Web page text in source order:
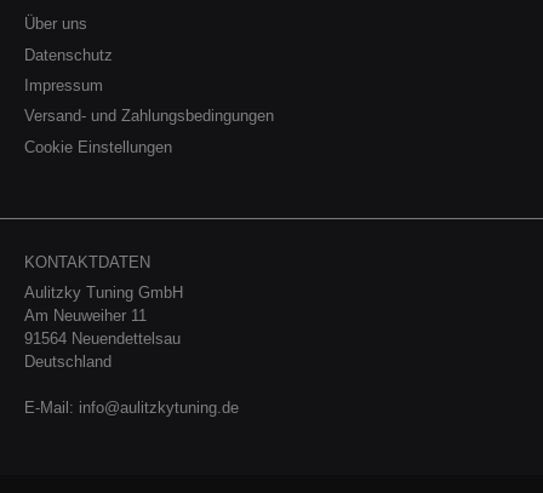
Über uns
Datenschutz
Impressum
Versand- und Zahlungsbedingungen
Cookie Einstellungen
KONTAKTDATEN
Aulitzky Tuning GmbH
Am Neuweiher 11
91564 Neuendettelsau
Deutschland
E-Mail: info@aulitzkytuning.de